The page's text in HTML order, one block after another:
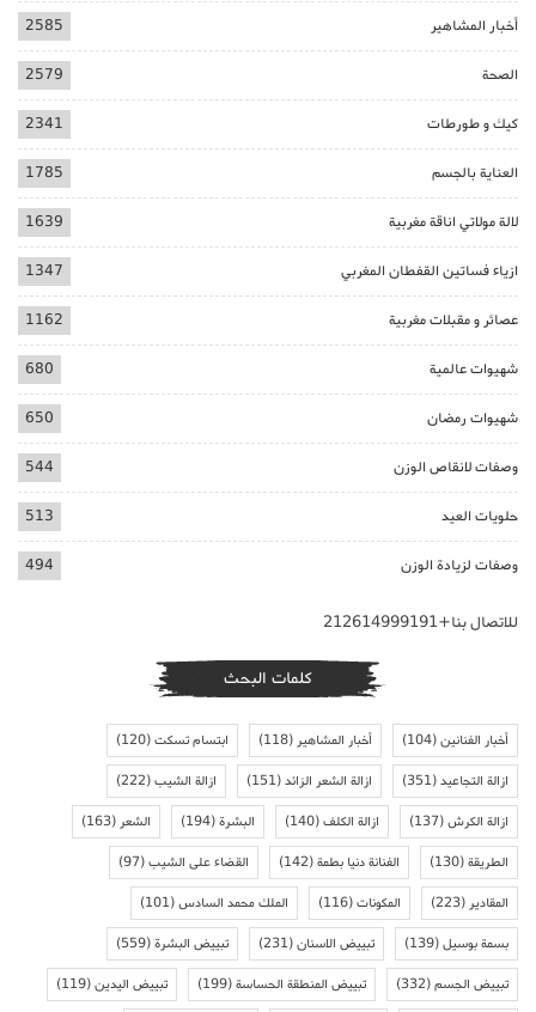
أخبار المشاهير 2585
الصحة 2579
كيك و طورطات 2341
العناية بالجسم 1785
لالة مولاتي اناقة مغربية 1639
ازياء فساتين القفطان المغربي 1347
عصائر و مقبلات مغربية 1162
شهيوات عالمية 680
شهيوات رمضان 650
وصفات لانقاص الوزن 544
حلويات العيد 513
وصفات لزيادة الوزن 494
للاتصال بنا+212614999191
كلمات البحث
أخبار الفنانين(104) أخبار المشاهير(118) ابتسام تسكت(120)
ازالة التجاعيد(351) ازالة الشعر الزائد(151) ازالة الشيب(222)
ازالة الكرش(137) ازالة الكلف(140) البشرة(194) الشعر(163)
الطريقة(130) الفنانة دنيا بطمة(142) القضاء على الشيب(97)
المقادير(223) المكونات(116) الملك محمد السادس(101)
بسمة بوسيل(139) تبييض الاسنان(231) تبييض البشرة(559)
تبييض الجسم(332) تبييض المنطقة الحساسة(199) تبييض اليدين(119)